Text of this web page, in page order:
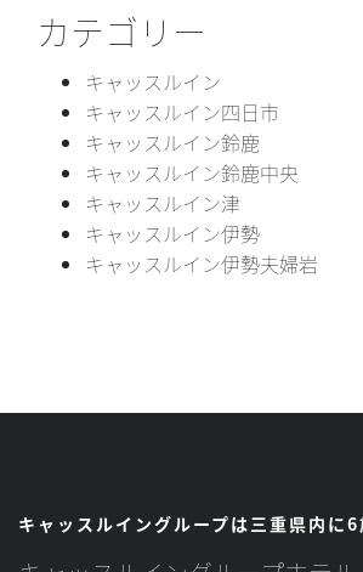
カテゴリー
キャッスルイン
キャッスルイン四日市
キャッスルイン鈴鹿
キャッスルイン鈴鹿中央
キャッスルイン津
キャッスルイン伊勢
キャッスルイン伊勢夫婦岩
キャッスルイングループは三重県内に6